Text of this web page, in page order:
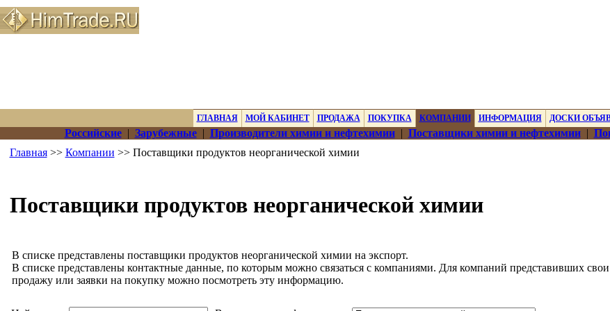
ГЛАВНАЯ МОЙ КАБИНЕТ ПРОДАЖА ПОКУПКА КОМПАНИИ ИНФОРМАЦИЯ ДОСКИ
Российские| Зарубежные| Производители химии и нефтехимии| Поставщики химии и нефтехимии|
Главная>> Компании >> Поставщики продуктов неорганической химии
Поставщики продуктов неорганической химии
В списке представлены поставщики продуктов неорганической химии на экспорт.
В списке представлены контактные данные, по которым можно связаться с компаниями. Для компаний представивших
продажу или заявки на покупку можно посмотреть эту информацию.